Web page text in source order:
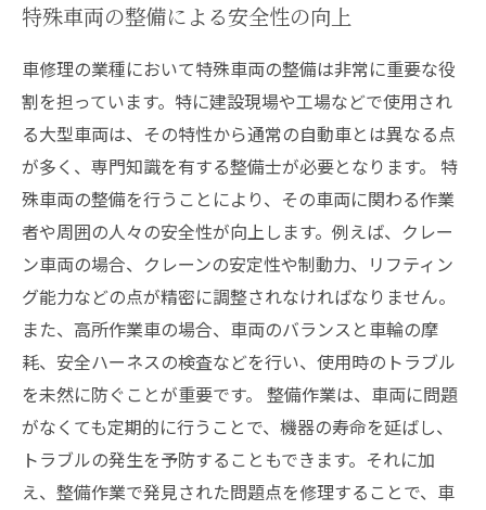
特殊車両の整備による安全性の向上
車修理の業種において特殊車両の整備は非常に重要な役
割を担っています。特に建設現場や工場などで使用され
る大型車両は、その特性から通常の自動車とは異なる点
が多く、専門知識を有する整備士が必要となります。 特
殊車両の整備を行うことにより、その車両に関わる作業
者や周囲の人々の安全性が向上します。例えば、クレー
ン車両の場合、クレーンの安定性や制動力、リフティン
グ能力などの点が精密に調整されなければなりません。
また、高所作業車の場合、車両のバランスと車輪の摩
耗、安全ハーネスの検査などを行い、使用時のトラブル
を未然に防ぐことが重要です。 整備作業は、車両に問題
がなくても定期的に行うことで、機器の寿命を延ばし、
トラブルの発生を予防することもできます。それに加
え、整備作業で発見された問題点を修理することで、車